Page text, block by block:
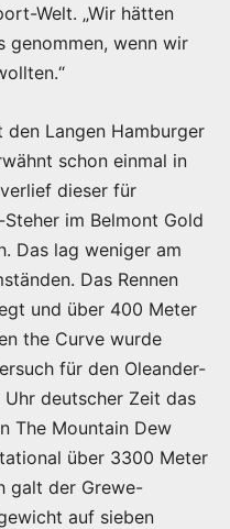
Welt. „Wir hätten
genommen, wenn wir
Langen Hamburger
schon einmal in
dieser für
im Belmont Gold
Das lag weniger am
Das Rennen
und über 400 Meter
the Curve wurde
für den Oleander-
Uhr deutscher Zeit das
The Mountain Dew
über 3300 Meter
galt der Grewe-
auf sieben